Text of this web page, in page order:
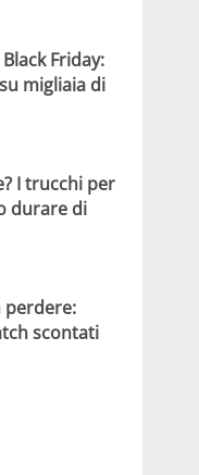
Friday:
migliaia di
I trucchi per
durare di
perdere:
scontati